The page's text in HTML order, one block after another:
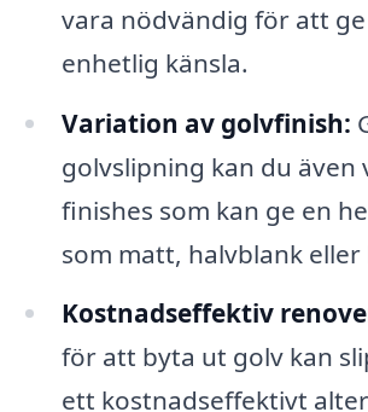
vara nödvändig för att
enhetlig känsla.
Variation av golvfinish:
golvslipning kan du även
finishes som kan ge en
som matt, halvblank
Kostnadseffektiv
för att byta ut golv kan
ett kostnadseffektivt